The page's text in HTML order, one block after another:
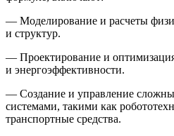
— Моделирование и расчеты
и структур.
— Проектирование и
и энергоэффективности.
— Создание и управление
системами, такими как
транспортные средства.